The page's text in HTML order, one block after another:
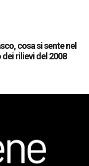
cosa si sente nel
dei rilievi del 2008